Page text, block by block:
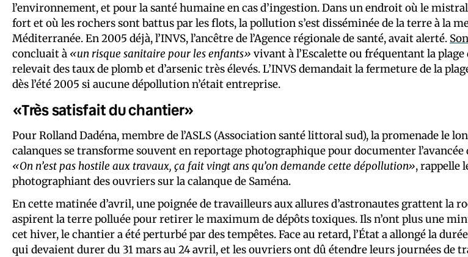
l’environnement, et pour la santé humaine en cas d’ingestion. Dans un endroit où le
fort et où les rochers sont battus par les flots, la pollution s’est disséminée de la terre à la
Méditerranée. En 2005 déjà, l’INVS, l’ancêtre de l’Agence régionale de santé, avait alerté.
concluait à «un risque sanitaire pour les enfants» vivant à l’Escalette ou fréquentant la plage
relevait des taux de plomb et d’arsenic très élevés. L’INVS demandait la fermeture de la
dès l’été 2005 si aucune dépollution n’était entreprise.
«Très satisfait du chantier»
Pour Rolland Dadéna, membre de l’ASLS (Association santé littoral sud), la promenade le
calanques se transforme souvent en reportage photographique pour documenter l’avancée
«On n’est pas hostile aux travaux, ça fait vingt ans qu’on demande cette dépollution», rappelle
photographiant des ouvriers sur la calanque de Saména.
En cette matinée d’avril, une poignée de travailleurs aux allures d’astronautes grattent la
aspirent la terre polluée pour retirer le maximum de dépôts toxiques. Ils n’ont plus une
cet hiver, le chantier a été perturbé par des tempêtes. Face au retard, l’État a allongé la
qui devaient durer du 31 mars au 24 avril, et les ouvriers ont dû étendre leurs journées de